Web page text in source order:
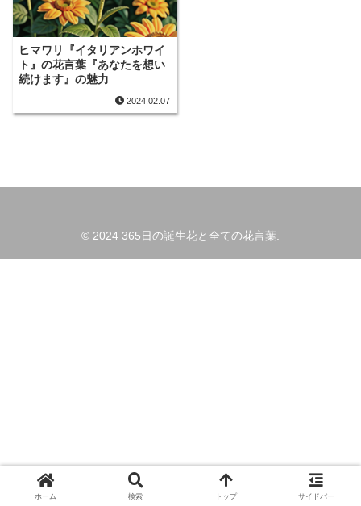
ヒマワリ『イタリアンホワイ
ト』の花言葉『あなたを想い
続けます』の魅力
2024.02.07
© 2024 365日の誕生花と全ての花言葉.
ホーム 検索 トップ サイドバー